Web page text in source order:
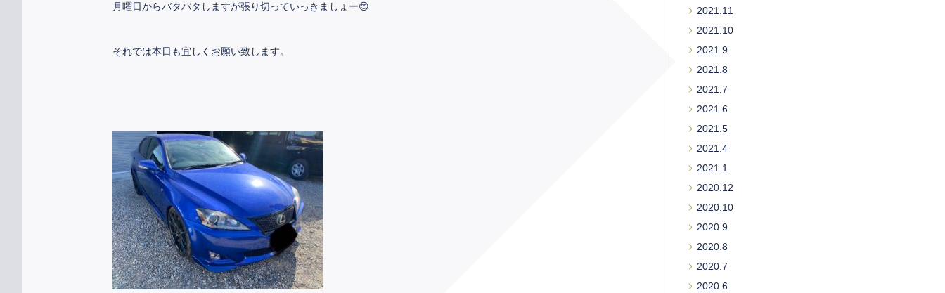
月曜日からバタバタしますが張り切っていっきましょー😊
それでは本日も宜しくお願い致します。
2021.11
2021.10
2021.9
2021.8
2021.7
2021.6
2021.5
2021.4
2021.1
2020.12
2020.10
2020.9
2020.8
2020.7
2020.6